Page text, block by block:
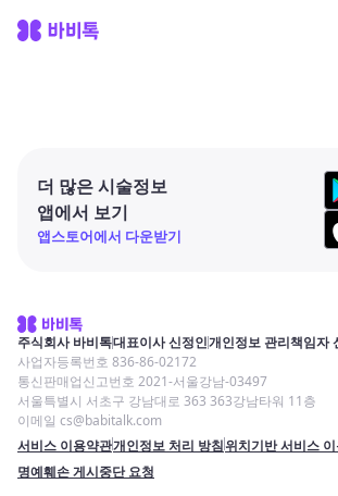
더 많은 시술정보
앱에서 보기
앱스토어에서 다운받기
주식회사 바비톡대표이사 신정인개인정보 관리책임자
사업자등록번호 836-86-02172
통신판매업신고번호 2021-서울강남-03497
서울특별시 서초구 강남대로 363 363강남타워 11층
이메일 cs@babitalk.com
서비스 이용약관개인정보 처리 방침위치기반 서비스
명예훼손 게시중단 요청